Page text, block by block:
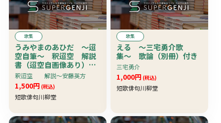
歌集
うみやまのあひだ 〜迢
空自筆〜 釈迢空 解説
書（迢空自画像あり）付
き
釈迢空 解説〜安藤英方
1,500円 (税込)
短歌俳句川柳堂
歌集
える 〜三宅勇介歌
集〜 歌論（別冊）付き
三宅勇介
1,000円 (税込)
短歌俳句川柳堂